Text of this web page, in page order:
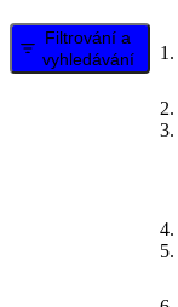
Filtrování a
vyhledávání